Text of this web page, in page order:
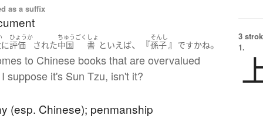
as a suffix
ひょうか
評価 された
ちゅうごく
中国
しょ
書 といえば、『
そんし
孫子』 ですかね。
to Chinese books that are overvalued
suppose it's Sun Tzu, isn't it?
(esp. Chinese); penmanship
3
1.